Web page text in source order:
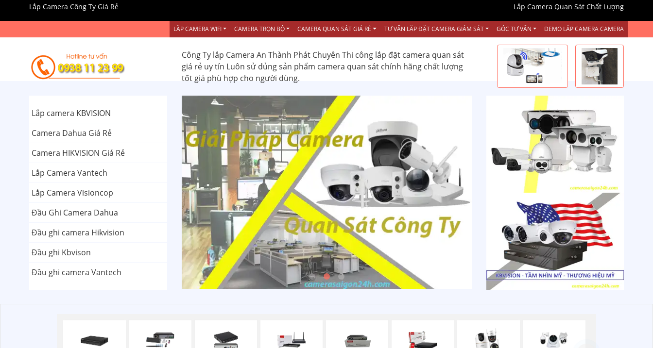
Lắp Camera Công Ty Giá Rẻ Lắp Camera Quan Sát Chất Lượng
LẮP CAMERA WIFI CAMERA TRỌN BỘ CAMERA QUAN SÁT GIÁ RẺ TƯ VẤN LẮP ĐẶT CAMERA GIÁM SÁT GÓC TƯ VẤN DEMO LẮP CAMERA CAMERA
Công Ty lắp Camera An Thành Phát Chuyên Thi công lắp đặt camera quan sát
giá rẻ uy tín Luôn sử dủng sản phẩm camera quan sát chính hãng chất lượng
tốt giá phù hợp cho người dùng.
Lắp camera KBVISION
Camera Dahua Giá Rẻ
Camera HIKVISION Giá Rẻ
Lắp Camera Vantech
Lắp Camera Visioncop
Đầu Ghi Camera Dahua
Đầu ghi camera Hikvision
Đầu ghi Kbvison
Đầu ghi camera Vantech